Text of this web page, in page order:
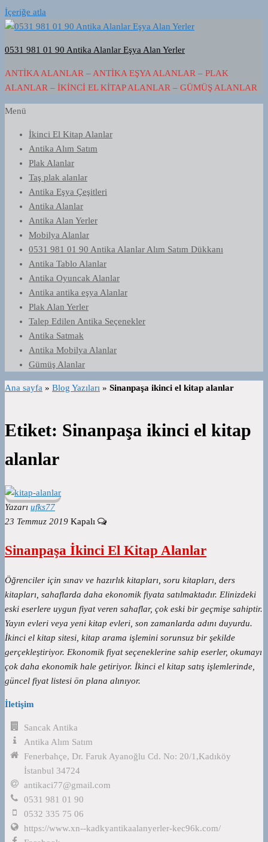
İçeriğe atla
0531 981 01 90 Antika Alanlar Eşya Alan Yerler
ANTIKA ALANLAR – ANTIKA EŞYA ALANLAR – PLAK
ALANLAR – İKINCI EL KITAP ALANLAR – GÜMÜŞ ALANLAR
Menü
İkinci El Kitap Alanlar
Antika Alım Satım
Plak Alanlar
Taş plak alanlar
Antika Eşya Çeşitleri
Antika Alanlar
Antika Alan Yerler
Mobilya Alanlar
0531 981 01 90 Antika Alanlar Alım Satım Dükkanı
Antika Tablo Alanlar
Antika Oyuncak Alanlar
Antika antika eşya Alanlar
Plak Alan Yerler
Talep Edilen Antika Seçenekler
Antika Satmak
Antika Mobilya Alanlar
Gümüş Alanlar
Ana sayfa » Blog Yazıları » Sinanpaşa ikinci el kitap alanlar
Etiket: Sinanpaşa ikinci el kitap
alanlar
Yazarı ufks77
23 Temmuz 2019 Kapalı
Sinanpaşa İkinci El Kitap Alanlar
Öğrenciler için sınav ve hazırlık kitapları, soru kitapları, ders
kitapları, sahaflarda daha ekonomik fiyata satılmaktadır. Elinizdeki
eski eserlere uygun fiyat veren sahaflar, çok eski bir geçmişe sahiptir.
Yayın evleri veya yeni kitap evleri, son zamanlarda adını duyurdu.
İkinci el kitap sitesi, kitap arama işlemini sorunsuz bir şekilde
gerçekleştiriyor. Ekonomik fiyat seçeneklerine sahip eserler, okumayı
çok daha ekonomik hale getiriyor. İkinci el kitap satış işlemlerinde,
güncel fiyat listesi ön plana alınıyor.
İletişim
Sancak Antika
Antika Alım Satım
Fenerbahçe, Dr. Faruk Ayanoğlu Cd. No: 20/1,Kadıköy
İstanbul 34724
antikaci77@gmail.com
0531 981 01 90
0532 335 75 06
https://www.xn--kadkyantikaalanyerler-kec96k.com/